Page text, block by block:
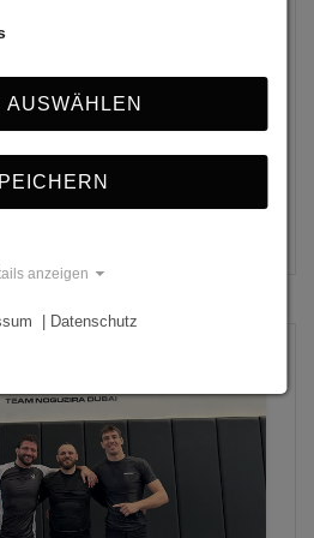
im UPA GYM spielerisch
AUSWÄHLEN
anzeigen
| Datenschutz